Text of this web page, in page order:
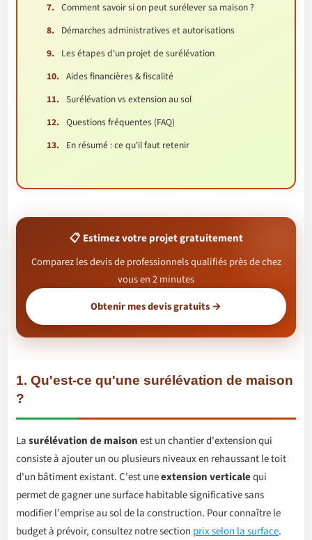
Comment savoir si on peut surélever sa maison ?
Démarches administratives et autorisations
Les étapes d'un projet de surélévation
Aides financières & fiscalité
Surélévation vs extension au sol
Questions fréquentes (FAQ)
En résumé : ce qu'il faut retenir
📋 Estimez votre projet gratuitement
Comparez les devis de professionnels qualifiés près de chez
vous en 2 minutes
Obtenir mes devis gratuits →
1. Qu'est-ce qu'une surélévation de maison
?
Lasurélévation de maisonest un chantier d'extension qui
consiste à ajouter un ou plusieurs niveaux en rehaussant le toit
d'un bâtiment existant. C'est uneextension verticalequi
permet de gagner une surface habitable significative sans
modifier l'emprise au sol de la construction. Pour connaître le
budget à prévoir, consultez notre section prix selon la surface.